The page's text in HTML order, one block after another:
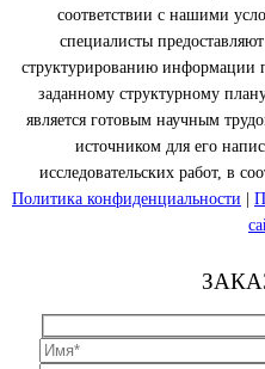
соответствии с нашими
специалисты
структурированию информации
заданному структурному
является готовым научным
источником для его
исследовательских работ, в
Политика конфиденциальности